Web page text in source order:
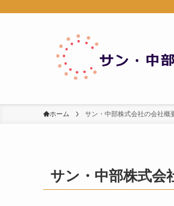
ホーム サン・中部株式会社の会社概
サン・中部株式会